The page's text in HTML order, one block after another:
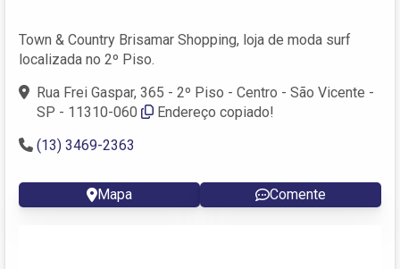
Town & Country Brisamar Shopping, loja de moda surf
localizada no 2º Piso.
Rua Frei Gaspar, 365 - 2º Piso - Centro - São Vicente -
SP - 11310-060
Endereço copiado!
(13) 3469-2363
Mapa Comente